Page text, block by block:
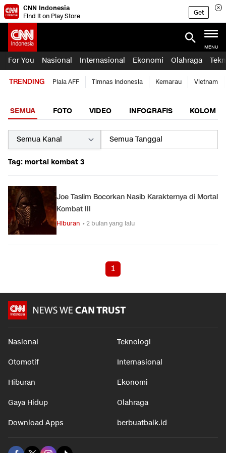
CNN Indonesia
Find it on Play Store
Get
MENU
For You Nasional Internasional Ekonomi Olahraga
TRENDING Piala AFF Timnas Indonesia Kemarau Vietnam
SEMUA FOTO VIDEO INFOGRAFIS KOLOM
Tag: mortal kombat 3
Joe Taslim Bocorkan Nasib Karakternya di Mortal
Kombat III
Hiburan • 2 bulan yang lalu
1
Nasional Teknologi
Otomotif Internasional
Hiburan Ekonomi
Gaya Hidup Olahraga
Download Apps berbuatbaik.id